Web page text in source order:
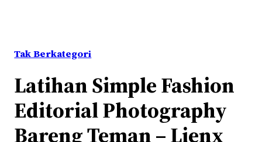
Tak Berkategori
Latihan Simple Fashion
Editorial Photography
Bareng Teman – Lienx